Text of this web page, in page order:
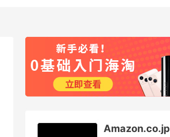
Amazon.co.jp